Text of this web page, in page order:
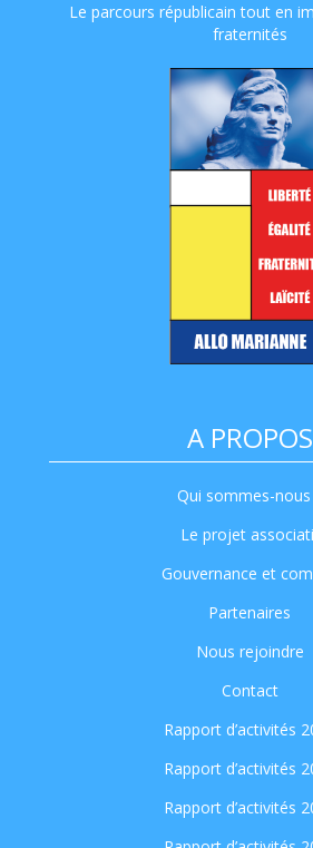
Le parcours républicain tout en
fraternités
A PROPOS
Qui sommes-nous
Le projet
Gouvernance et
Partenaires
Nous rejoindre
Contact
Rapport d’activités
Rapport d’activités
Rapport d’activités